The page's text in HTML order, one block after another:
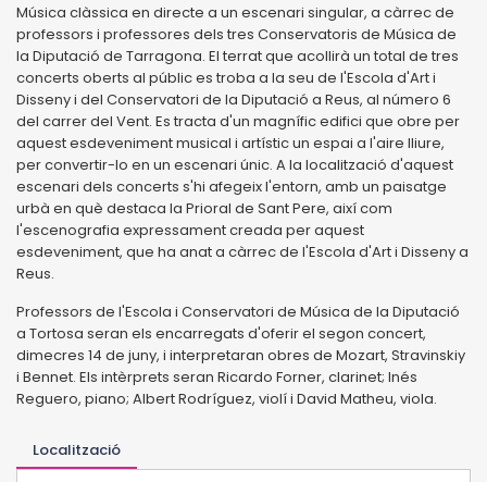
Música clàssica en directe a un escenari singular, a càrrec de
professors i professores dels tres Conservatoris de Música de
la Diputació de Tarragona. El terrat que acollirà un total de tres
concerts oberts al públic es troba a la seu de l'Escola d'Art i
Disseny i del Conservatori de la Diputació a Reus, al número 6
del carrer del Vent. Es tracta d'un magnífic edifici que obre per
aquest esdeveniment musical i artístic un espai a l'aire lliure,
per convertir-lo en un escenari únic. A la localització d'aquest
escenari dels concerts s'hi afegeix l'entorn, amb un paisatge
urbà en què destaca la Prioral de Sant Pere, així com
l'escenografia expressament creada per aquest
esdeveniment, que ha anat a càrrec de l'Escola d'Art i Disseny a
Reus.
Professors de l'Escola i Conservatori de Música de la Diputació
a Tortosa seran els encarregats d'oferir el segon concert,
dimecres 14 de juny, i interpretaran obres de Mozart, Stravinskiy
i Bennet. Els intèrprets seran Ricardo Forner, clarinet; Inés
Reguero, piano; Albert Rodríguez, violí i David Matheu, viola.
Localització